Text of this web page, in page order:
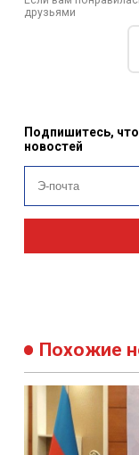
друзьями
Подпишитесь,
новостей
Похожие